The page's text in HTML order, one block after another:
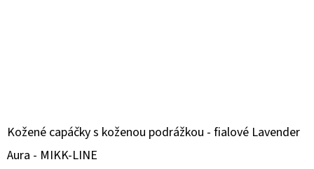
Kožené capáčky s koženou podrážkou - fialové Lavender
Aura - MIKK-LINE